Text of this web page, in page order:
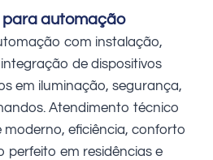
para automação
com instalação,
de dispositivos
em iluminação, segurança,
Atendimento técnico
eficiência, conforto
perfeito em residências e